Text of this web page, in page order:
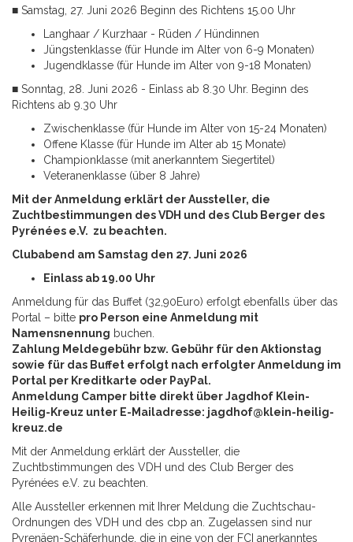
■ Samstag, 27. Juni 2026 Beginn des Richtens 15.00 Uhr
Langhaar / Kurzhaar - Rüden / Hündinnen
Jüngstenklasse (für Hunde im Alter von 6-9 Monaten)
Jugendklasse (für Hunde im Alter von 9-18 Monaten)
■ Sonntag, 28. Juni 2026 - Einlass ab 8.30 Uhr. Beginn des
Richtens ab 9.30 Uhr
Zwischenklasse (für Hunde im Alter von 15-24 Monaten)
Offene Klasse (für Hunde im Alter ab 15 Monate)
Championklasse (mit anerkanntem Siegertitel)
Veteranenklasse (über 8 Jahre)
Mit der Anmeldung erklärt der Aussteller, die
Zuchtbestimmungen des VDH und des Club Berger des
Pyrénées e.V. zu beachten.
Clubabend am Samstag den 27. Juni 2026
Einlass ab 19.00 Uhr
Anmeldung für das Buffet (32,90Euro) erfolgt ebenfalls über das
Portal – bitte pro Person eine Anmeldung mit
Namensnennung buchen.
Zahlung Meldegebühr bzw. Gebühr für den Aktionstag
sowie für das Buffet erfolgt nach erfolgter Anmeldung im
Portal per Kreditkarte oder PayPal.
Anmeldung Camper bitte direkt über Jagdhof Klein-
Heilig-Kreuz unter E-Mailadresse: jagdhof@klein-heilig-
kreuz.de
Mit der Anmeldung erklärt der Aussteller, die
Zuchtbstimmungen des VDH und des Club Berger des
Pyrénées e.V. zu beachten.
Alle Aussteller erkennen mit Ihrer Meldung die Zuchtschau-
Ordnungen des VDH und des cbp an. Zugelassen sind nur
Pyrenäen-Schäferhunde, die in eine von der FCI anerkanntes